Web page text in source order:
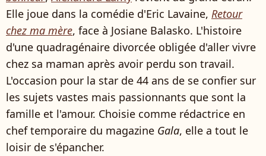
Elle joue dans la comédie d'Eric Lavaine, Retour
chez ma mère, face à Josiane Balasko. L'histoire
d'une quadragénaire divorcée obligée d'aller vivre
chez sa maman après avoir perdu son travail.
L'occasion pour la star de 44 ans de se confier sur
les sujets vastes mais passionnants que sont la
famille et l'amour. Choisie comme rédactrice en
chef temporaire du magazine Gala, elle a tout le
loisir de s'épancher.